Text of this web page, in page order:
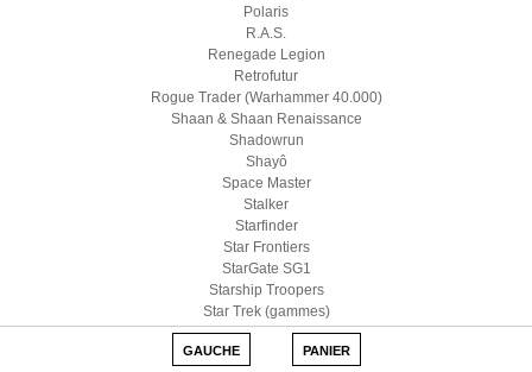
Polaris
R.A.S.
Renegade Legion
Retrofutur
Rogue Trader (Warhammer 40.000)
Shaan & Shaan Renaissance
Shadowrun
Shayô
Space Master
Stalker
Starfinder
Star Frontiers
StarGate SG1
Starship Troopers
Star Trek (gammes)
Star Wars D6
Star Wars (Edge)
GAUCHE PANIER